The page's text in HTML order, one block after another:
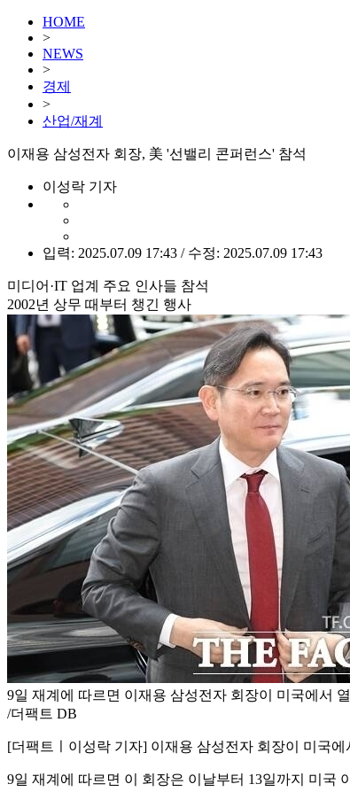
HOME
>
NEWS
>
경제
>
산업/재계
이재용 삼성전자 회장, 美 '선밸리 콘퍼런스' 참석
이성락 기자
입력: 2025.07.09 17:43 / 수정: 2025.07.09 17:43
미디어·IT 업계 주요 인사들 참석
2002년 상무 때부터 챙긴 행사
9일 재계에 따르면 이재용 삼성전자 회장이 미국에서
/더팩트 DB
[더팩트ㅣ이성락 기자] 이재용 삼성전자 회장이 미국
9일 재계에 따르면 이 회장은 이날부터 13일까지 미국